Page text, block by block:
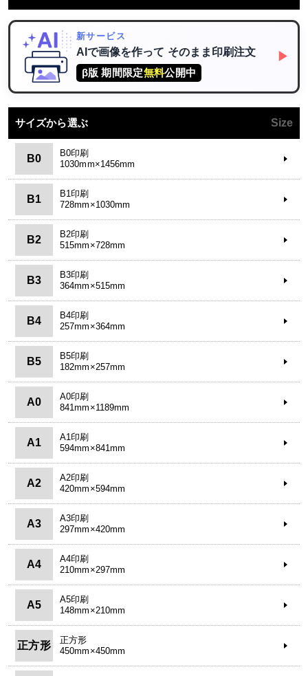
新サービス
AIで画像を作って そのまま印刷注文
β版 期間限定無料公開中
▶
サイズから選ぶ Size
B0
B0印刷
1030mm×1456mm
B1
B1印刷
728mm×1030mm
B2
B2印刷
515mm×728mm
B3
B3印刷
364mm×515mm
B4
B4印刷
257mm×364mm
B5
B5印刷
182mm×257mm
A0
A0印刷
841mm×1189mm
A1
A1印刷
594mm×841mm
A2
A2印刷
420mm×594mm
A3
A3印刷
297mm×420mm
A4
A4印刷
210mm×297mm
A5
A5印刷
148mm×210mm
正方形
正方形
450mm×450mm